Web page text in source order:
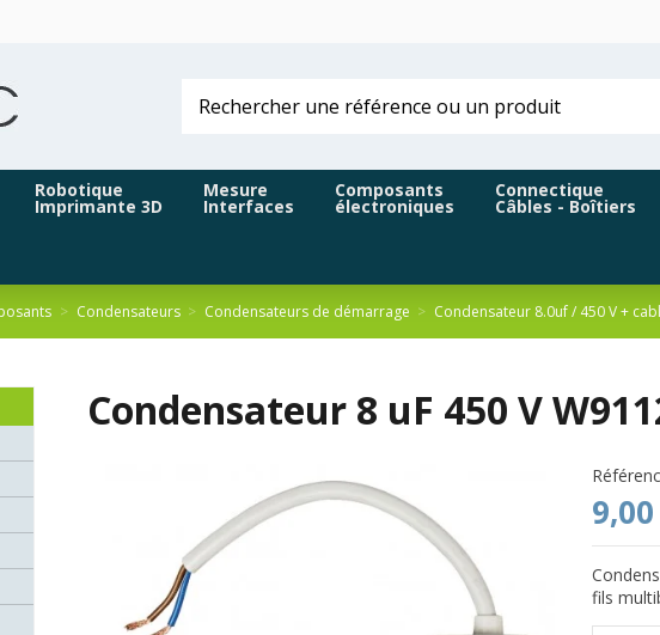
Robotique
Imprimante 3D
Mesure
Interfaces
Composants
électroniques
Connectique
Câbles - Boîtiers
Condensateurs Condensateurs de démarrage Condensateur 8.0uf / 450 V +
Condensateur 8 uF 450 V
fils